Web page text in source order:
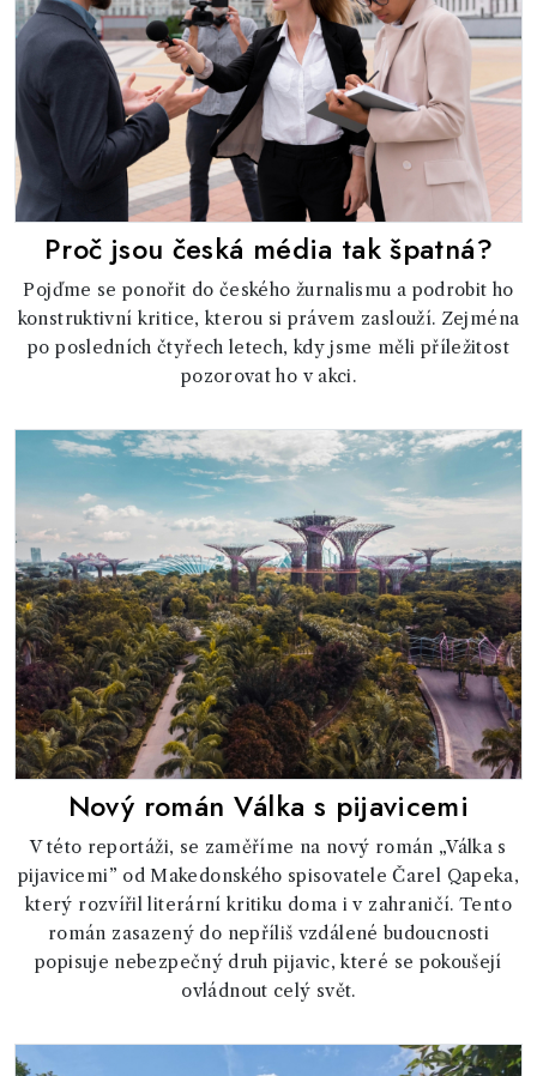
Proč jsou česká média tak špatná?
Pojďme se ponořit do českého žurnalismu a podrobit ho
konstruktivní kritice, kterou si právem zaslouží. Zejména
po posledních čtyřech letech, kdy jsme měli příležitost
pozorovat ho v akci.
Nový román Válka s pijavicemi
V této reportáži, se zaměříme na nový román „Válka s
pijavicemi” od Makedonského spisovatele Čarel Qapeka,
který rozvířil literární kritiku doma i v zahraničí. Tento
román zasazený do nepříliš vzdálené budoucnosti
popisuje nebezpečný druh pijavic, které se pokoušejí
ovládnout celý svět.